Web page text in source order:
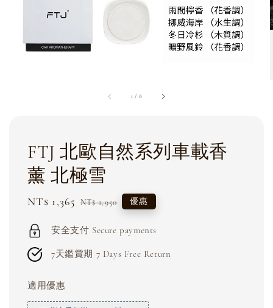
1 / 8
FTJ 北歐自然系列車載香
薰 北極雪
Sale
NT$ 1,365 Regular
NT$ 1,950 優惠
安全支付 Secure payments
7天鑑賞期 7 Days Free Return
適用優惠